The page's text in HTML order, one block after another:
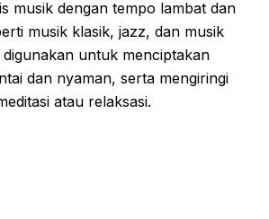
musik dengan tempo lambat dan
musik klasik, jazz, dan musik
untuk menciptakan
dan nyaman, serta mengiringi
atau relaksasi.